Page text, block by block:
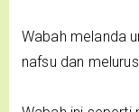
Wabah melanda
nafsu dan